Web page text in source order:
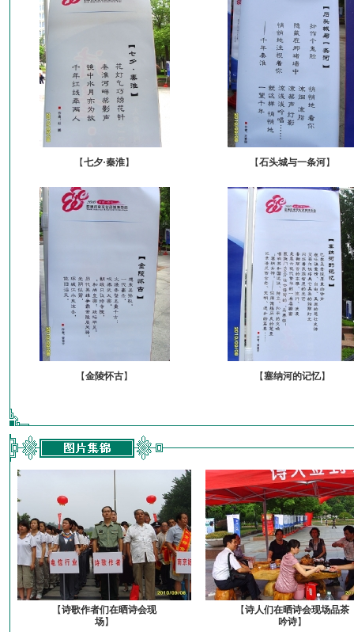
【七夕·秦淮】 【石头城与一条河】
【金陵怀古】 【塞纳河的记忆】
【诗歌作者们在晒诗会现
场】
【诗人们在晒诗会现场品茶
吟诗】